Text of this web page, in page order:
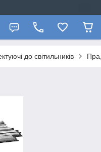
до світильників